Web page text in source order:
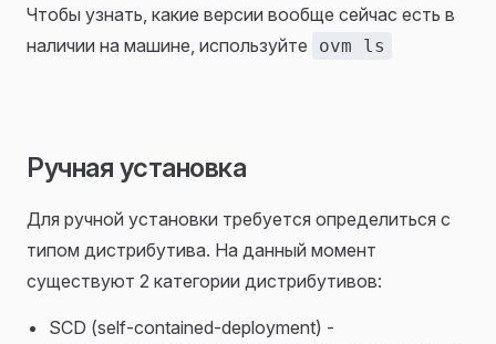
Чтобы узнать, какие версии вообще сейчас есть в
наличии на машине, используйте
ovm ls
Ручная установка
Для ручной установки требуется определиться с
типом дистрибутива. На данный момент
существуют 2 категории дистрибутивов:
SCD (self-contained-deployment) -